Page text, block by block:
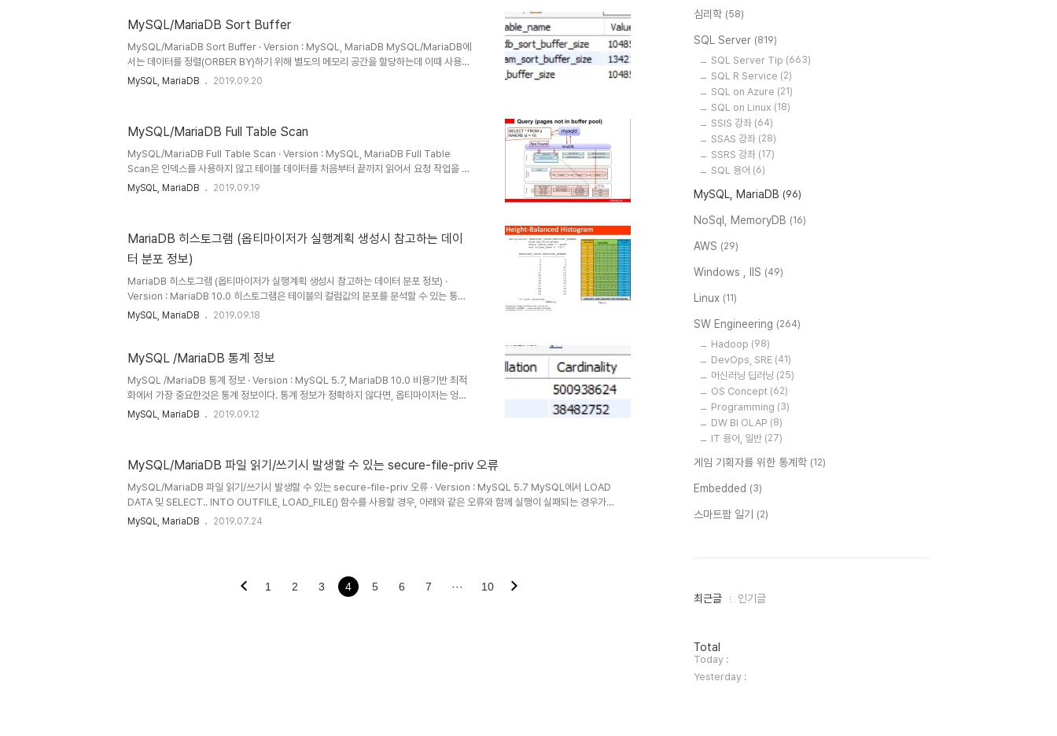
SELECT ..
MySQL/MariaDB Sort Buffer
MySQL/MariaDB Sort Buffer · Version : MySQL, MariaDB MySQL/MariaDB에
서는 데이터를 정렬(ORBER BY)하기 위해 별도의 메모리 공간을 할당하는데 이때 사용되
는 메모리가 Sort buffer이다. 이 메모리는 정렬이 필요할 경우에만 할당되며, 쿼리 실행
이터의 크기가 작은 경우에는 Sort buffer 만으로 충분할 수도 있지만, 정렬해야하는 데..
MySQL, MariaDB 2019.09.20
MySQL/MariaDB Full Table Scan
MySQL/MariaDB Full Table Scan · Version : MySQL, MariaDB Full Table
Scan은 인덱스를 사용하지 않고 테이블 데이터를 처음부터 끝까지 읽어서 요청 작업을 처
리하는것을 의미한다. MySQL 및 MariaDB에서는 아래와 같은 조건일때, Full Table
수 있는 쿼리라 하더라도 옵티마이저가 판단한 조건 일치 레코드 건수가 너무 많은 경우 테
이블 전체를 읽는 작업은 많은 디스크 읽기 오버헤드..
MySQL, MariaDB 2019.09.19
MariaDB 히스토그램 (옵티마이저가 실행계획 생성시 참고하는 데이
터 분포 정보)
MariaDB 히스토그램 (옵티마이저가 실행계획 생성시 참고하는 데이터 분포 정보) ·
Version : MariaDB 10.0 히스토그램은 테이블의 컬럼값의 분포를 분석할 수 있는 통계
정보이다. 히스토그램 정보가 없는 경우에는 하나의 컬럼에서 유니크한 값의 개수에 기반해
면 컬럼에 대한 데이터 분포를 잘 못 예측하여 옵티마이저가 잘못된 실행 계획을 생성할 수
즘으로 MariaDB 10.0 버전에서 도입되었다. 이전까지는 실행계획을 생성할 때 인덱싱
되..
MySQL, MariaDB 2019.09.18
MySQL /MariaDB 통계 정보
MySQL /MariaDB 통계 정보 · Version : MySQL 5.7, MariaDB 10.0 비용기반 최적
화에서 가장 중요한것은 통계 정보이다. 통계 정보가 정확하지 않다면, 옵티마이저는 엉뚱
한 실행계획을 생성하기 때문이다. MySQL, MariaDB의 통계 정보 또한 일반 다른
통계 정보를 영구적(Persistent)으로 관리할 수 있다. MySQL 5.5 버전 까지는 show
index from 으로 인덱스 칼..
MySQL, MariaDB 2019.09.12
MySQL/MariaDB 파일 읽기/쓰기시 발생할 수 있는 secure-file-priv 오류
MySQL/MariaDB 파일 읽기/쓰기시 발생할 수 있는 secure-file-priv 오류 · Version : MySQL 5.7 MySQL에서 LOAD
DATA 및 SELECT.. INTO OUTFILE, LOAD_FILE() 함수를 사용할 경우, 아래와 같은 오류와 함께 실행이 실패되는 경우가
있다. The MySQL server is running with the --secure-file-priv option so it cannot execute this statement
MySQL, MariaDB 2019.07.24
1 2 3 4 5 6 7 ··· 10
심리학 (58)
SQL Server (819)
SQL Server Tip (663)
SQL R Service (2)
SQL on Azure (21)
SQL on Linux (18)
SSIS 강좌 (64)
SSAS 강좌 (28)
SSRS 강좌 (17)
SQL 용어 (6)
MySQL, MariaDB (96)
NoSql, MemoryDB (16)
AWS (29)
Windows , IIS (49)
Linux (11)
SW Engineering (264)
Hadoop (98)
DevOps, SRE (41)
머신러닝 딥러닝 (25)
OS Concept (62)
Programming (3)
DW BI OLAP (8)
IT 용어, 일반 (27)
게임 기획자를 위한 통계학 (12)
Embedded (3)
스마트팜 일기 (2)
최
인
기
글
최근글 인기글
방
문
자
수
Total
Today :
Yesterday :